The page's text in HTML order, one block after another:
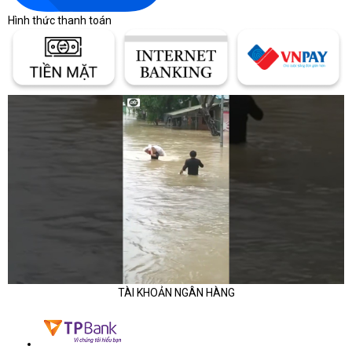
Hình thức thanh toán
TÀI KHOẢN NGÂN HÀNG